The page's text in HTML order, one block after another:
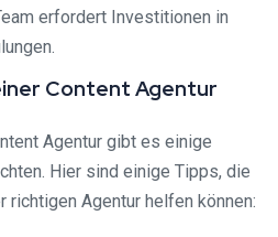
erfordert Investitionen in
Content Agentur
Agentur gibt es einige
Hier sind einige Tipps, die
richtigen Agentur helfen können: